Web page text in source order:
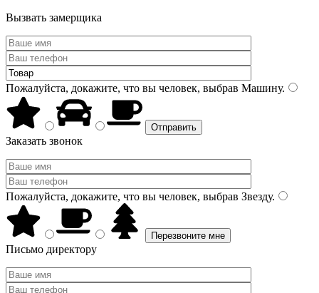
Вызвать замерщика
Пожалуйста, докажите, что вы человек, выбрав Машину.
Заказать звонок
Пожалуйста, докажите, что вы человек, выбрав Звезду.
Письмо директору